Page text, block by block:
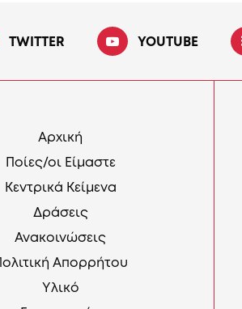
TWITTER YOUTUBE
Αρχική
Ποίες/οι Είμαστε
Κεντρικά Κείμενα
Δράσεις
Ανακοινώσεις
Απορρήτου
Υλικό